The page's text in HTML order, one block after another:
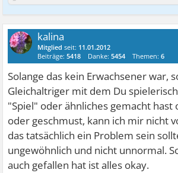
kalina
Mitglied seit: 11.01.2012
Beiträge:5418 Danke:5454 Themen:6
Solange das kein Erwachsener war,
Gleichaltriger mit dem Du
"Spiel" oder ähnliches gemacht hast
oder geschmust, kann ich mir nicht
das tatsächlich ein Problem sein
ungewöhnlich und nicht unnormal.
auch gefallen hat ist alles okay.